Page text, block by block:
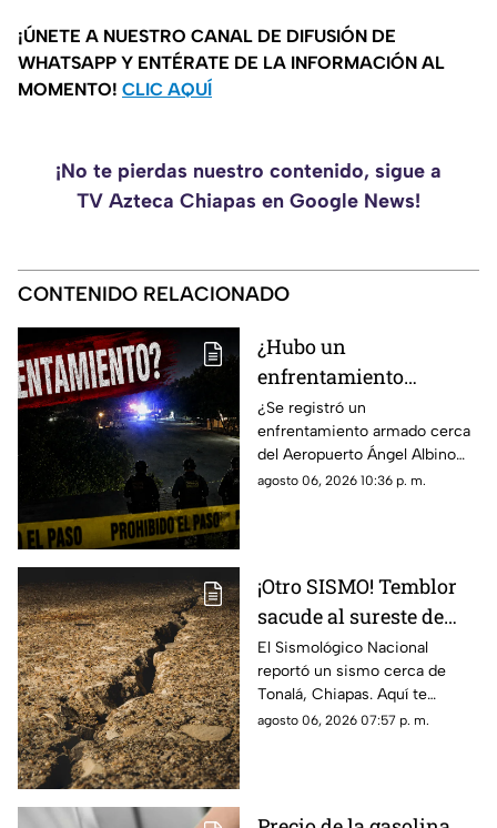
¡ÚNETE A NUESTRO CANAL DE DIFUSIÓN DE
WHATSAPP Y ENTÉRATE DE LA INFORMACIÓN AL
MOMENTO! CLIC AQUÍ
¡No te pierdas nuestro contenido, sigue a
TV Azteca Chiapas en Google News!
CONTENIDO RELACIONADO
¿Hubo un
enfrentamiento
armado en el
aeropuerto Ángel
Albino Corzo? Esto
dijeron las autoridades
¿Se registró un
enfrentamiento armado cerca
del Aeropuerto Ángel Albino
Corzo? Autoridades
agosto 06, 2026 10:36 p. m.
¡Otro SISMO! Temblor
sacude al sureste de
México HOY: epicentro
y magnitud
El Sismológico Nacional
reportó un sismo cerca de
Tonalá, Chiapas. Aquí te
contamos todos los detalles
agosto 06, 2026 07:57 p. m.